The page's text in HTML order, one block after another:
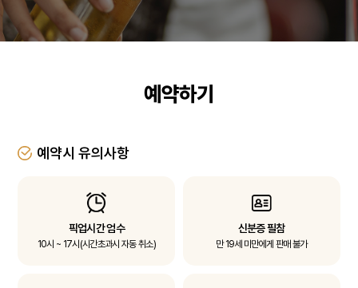
예약하기
예약시 유의사항
픽업시간 엄수
10시 ~ 17시(시간초과시 자동 취소)
신분증 필참
만 19세 미만에게 판매 불가